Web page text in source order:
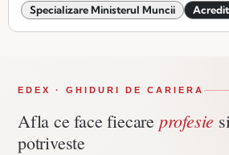
Specializare Ministerul Muncii
EDEX · GHIDURI DE CARIERA
Afla ce face fiecare profesie
potriveste